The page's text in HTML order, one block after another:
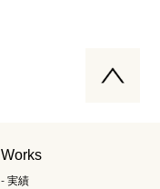
Works
実績